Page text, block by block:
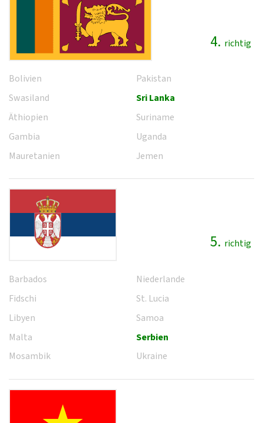
4. richtig
Bolivien
Swasiland
Äthiopien
Gambia
Mauretanien
Pakistan
Sri Lanka
Suriname
Uganda
Jemen
5. richtig
Barbados
Fidschi
Libyen
Malta
Mosambik
Niederlande
St. Lucia
Samoa
Serbien
Ukraine